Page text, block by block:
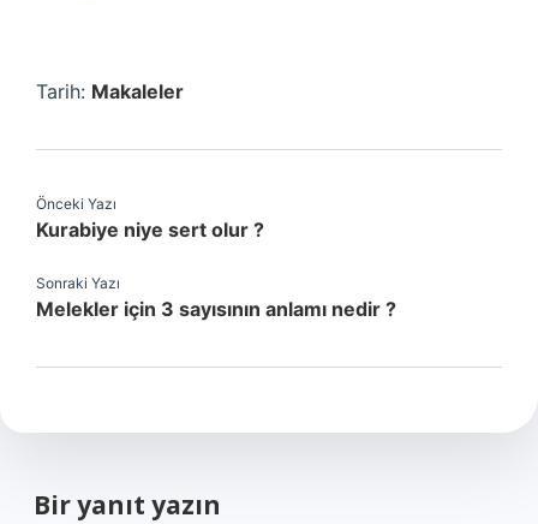
Tarih: Makaleler
Önceki Yazı
Kurabiye niye sert olur ?
Sonraki Yazı
Melekler için 3 sayısının anlamı nedir ?
Bir yanıt yazın